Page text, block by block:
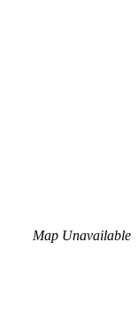
Map Unavailable